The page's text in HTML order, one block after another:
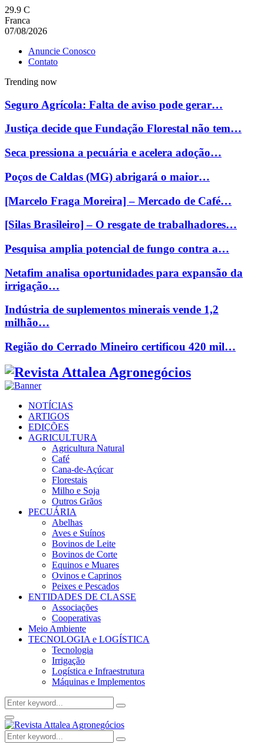
29.9 C
Franca
07/08/2026
Anuncie Conosco
Contato
Trending now
Seguro Agrícola: Falta de aviso pode gerar…
Justiça decide que Fundação Florestal não tem…
Seca pressiona a pecuária e acelera adoção…
Poços de Caldas (MG) abrigará o maior…
[Marcelo Fraga Moreira] – Mercado de Café…
[Silas Brasileiro] – O resgate de trabalhadores…
Pesquisa amplia potencial de fungo contra a…
Netafim analisa oportunidades para expansão da
irrigação…
Indústria de suplementos minerais vende 1,2
milhão…
Região do Cerrado Mineiro certificou 420 mil…
Facebook
Twitter
Instagram
Linkedin
Youtube
Email
NOTÍCIAS
ARTIGOS
EDIÇÕES
AGRICULTURA
Agricultura Natural
Café
Cana-de-Açúcar
Florestais
Milho e Soja
Outros Grãos
PECUÁRIA
Abelhas
Aves e Suínos
Bovinos de Leite
Bovinos de Corte
Equinos e Muares
Ovinos e Caprinos
Peixes e Pescados
ENTIDADES DE CLASSE
Associações
Cooperativas
Meio Ambiente
TECNOLOGIA e LOGÍSTICA
Tecnologia
Irrigação
Logística e Infraestrutura
Máquinas e Implementos
Search
for:
Search
Facebook
Twitter
Instagram
Linkedin
Youtube
Email
Primary
Menu
Search
for:
Search